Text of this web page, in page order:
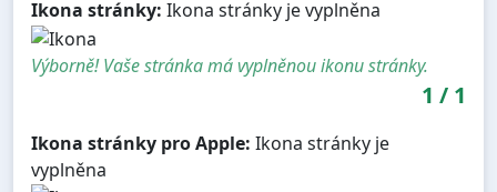
Ikona stránky: Ikona stránky je vyplněna
Výborně! Vaše stránka má vyplněnou ikonu stránky.
1 / 1
Ikona stránky pro Apple: Ikona stránky je
vyplněna